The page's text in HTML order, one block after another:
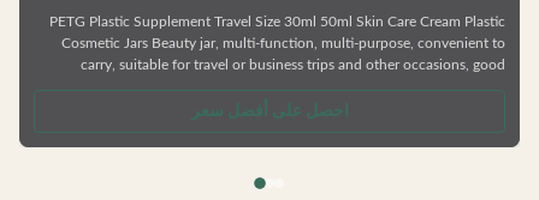
PETG Plastic Supplement Travel Size 30ml 50ml Skin Care Cream
Cosmetic Jars Beauty jar, multi-function, multi-purpose, convenient
carry, suitable for travel or business trips and other occasions,
sealing, will not leak —— Various types of bottles. —— Skin
series,shower gel and shampoo bottle —— Factory direct sale. —— Colors
Crafts are customizable. —— Can be matched with lotion pump/
pump/ screw cap etc. —— Matte & shinny finish. GUANGZHOU
احصل على أفضل سعر